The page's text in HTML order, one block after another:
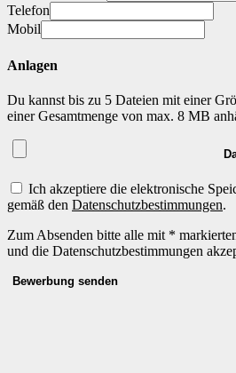
Telefon
Mobil
Anlagen
Du kannst bis zu 5 Dateien mit einer
einer Gesamtmenge von max. 8 MB
Ich akzeptiere die elektronische
gemäß den Datenschutzbestimmungen.
Zum Absenden bitte alle mit *
und die Datenschutzbestimmungen
Bewerbung senden